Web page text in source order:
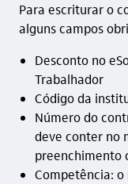
Para escriturar o
alguns campos
Desconto no
Trabalhador
Código da
Número do
deve conter no
preenchimento
Competência: